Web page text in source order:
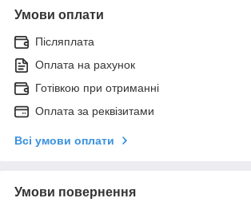
Умови оплати
Післяплата
Оплата на рахунок
Готівкою при отриманні
Оплата за реквізитами
Всі умови оплати
Умови повернення